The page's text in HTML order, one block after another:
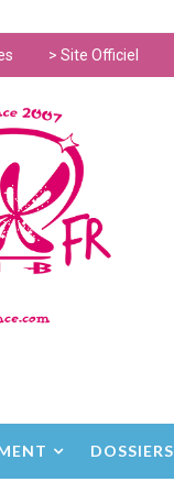
> Site Officiel
DOSSIERS